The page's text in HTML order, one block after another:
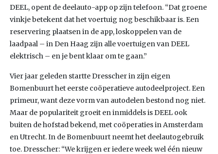
DEEL, opent de deelauto-app op zijn telefoon. “Dat groene
vinkje betekent dat het voertuig nog beschikbaar is. Een
reservering plaatsen in de app, loskoppelen van de
laadpaal – in Den Haag zijn alle voertuigen van DEEL
elektrisch – en je bent klaar om te gaan.”
Vier jaar geleden startte Dresscher in zijn eigen
Bomenbuurt het eerste coöperatieve autodeelproject. Een
primeur, want deze vorm van autodelen bestond nog niet.
Maar de populariteit groeit en inmiddels is DEEL ook
buiten de hofstad bekend, met coöperaties in Amsterdam
en Utrecht. In de Bomenbuurt neemt het deelautogebruik
toe. Dresscher: “We krijgen er iedere week wel één nieuw